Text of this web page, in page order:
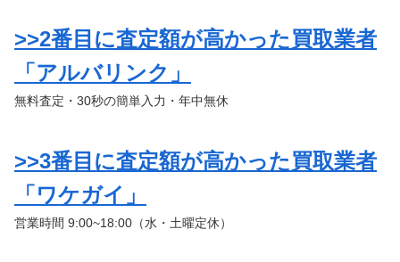
>>2番目に査定額が高かった買取業者
「アルバリンク」
無料査定・30秒の簡単入力・年中無休
>>3番目に査定額が高かった買取業者
「ワケガイ」
営業時間 9:00~18:00（水・土曜定休）